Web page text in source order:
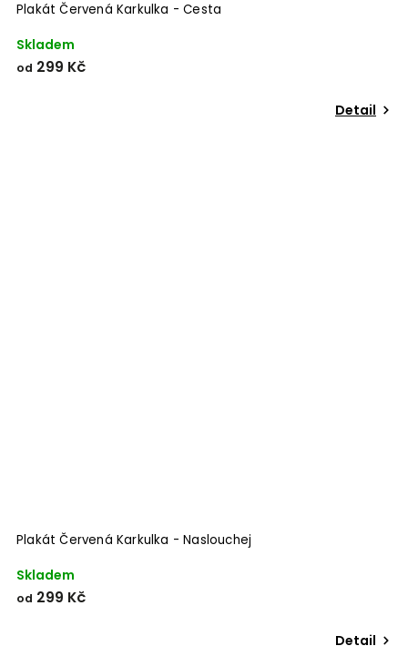
Plakát Červená Karkulka - Cesta
Skladem
od 299 Kč
Detail
Plakát Červená Karkulka - Naslouchej
Skladem
od 299 Kč
Detail